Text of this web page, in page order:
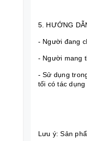
5. HƯỚNG
- Người đang
- Người mang
- Sử dụng
tối có tác dụng
Lưu ý: Sản